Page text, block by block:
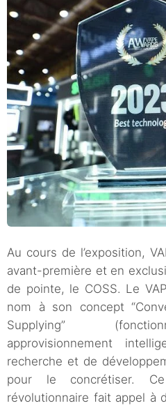
Au cours de l’exposition,
avant-première et en
de pointe, le COSS. Le
nom à son concept
Supplying”
approvisionnement
recherche et de
pour le concrétiser.
révolutionnaire fait appel à